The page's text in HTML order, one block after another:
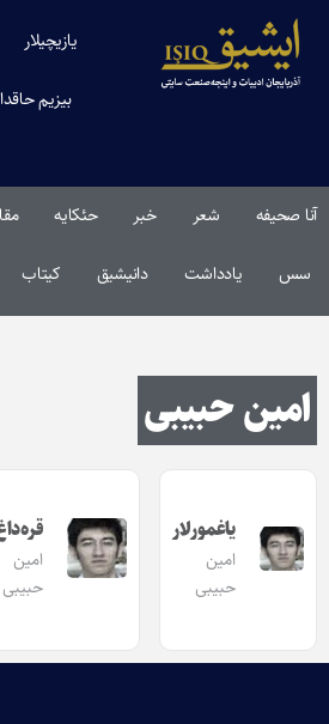
یازیچیلار
بیزیم حاقدا
آنا صحیفه شعر خبر حئکایه
سس یادداشت دانیشیق کیتاب
امین حبیبی
یاغمورلار
امین
حبیبی
امین
حبیبی